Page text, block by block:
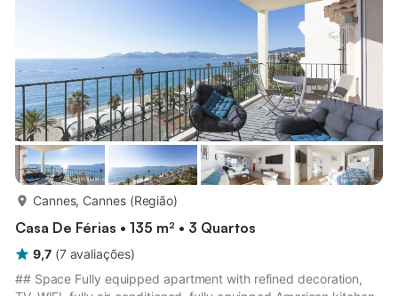
for 2 people in the living, TV, WIFI, Air conditio...
Cannes, Cannes (Região)
Casa De Férias • 135 m² • 3 Quartos
9,7 (7 avaliações)
## Space Fully equipped apartment with refined decoration,